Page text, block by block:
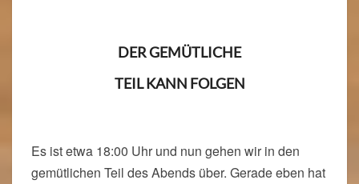
DER GEMÜTLICHE
TEIL KANN FOLGEN
Es ist etwa 18:00 Uhr und nun gehen wir in den
gemütlichen Teil des Abends über. Gerade eben hat